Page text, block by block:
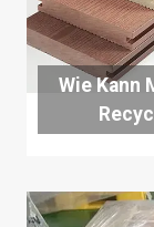
Wie Kann